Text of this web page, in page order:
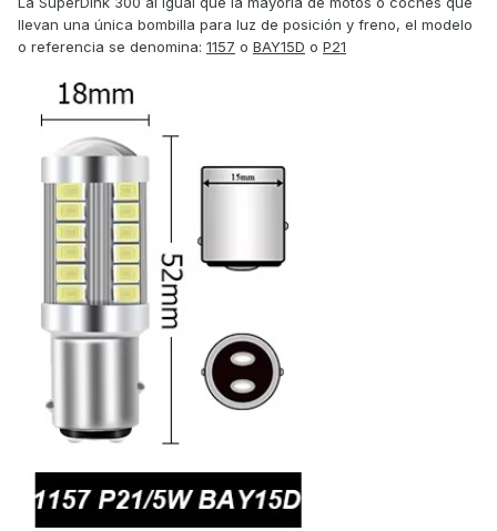
llevan una única bombilla para luz de posición y freno, el modelo
o referencia se denomina: 1157 o BAY15D o P21